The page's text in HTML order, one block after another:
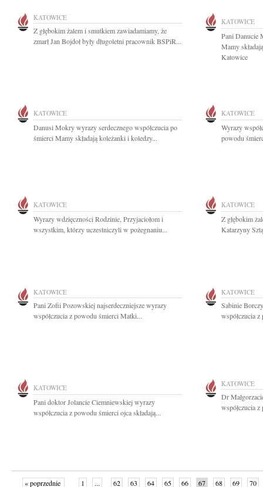
KATOWICE
Z głębokim żalem i smutkiem zawiadamiamy, że
zmarł Jan Bojdoł były długoletni pracownik BSPiR...
KATOWICE
Pani Danucie
Mamy
Katowice
KATOWICE
Danusi Mokry wyrazy serdecznego współczucia po
śmierci Mamy składają koleżanki i koledzy...
KATOWICE
Wyrazy
powodu
KATOWICE
Wyrazy wdzięczności Rodzinie, Przyjaciołom i
wszystkim, którzy uczestniczyli w pożegnaniu...
KATOWICE
Z głębokim
Katarzyny
KATOWICE
Pani Zofii Pozowskiej najserdeczniejsze wyrazy
współczucia z powodu śmierci Matki...
KATOWICE
Sabinie
współczucia
KATOWICE
Pani doktor Jolancie Ciemniewskiej wyrazy
współczucia z powodu śmierci ojca składają...
KATOWICE
Dr
współczucia
« poprzednie 1 ... 62 63 64 65 66 67 68 69 70